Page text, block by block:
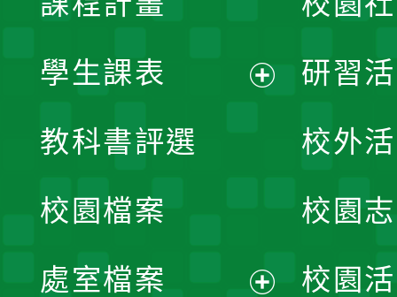
學生課表
單
教科書評選
校園檔案
處室檔案
研習
校外
校園
校園